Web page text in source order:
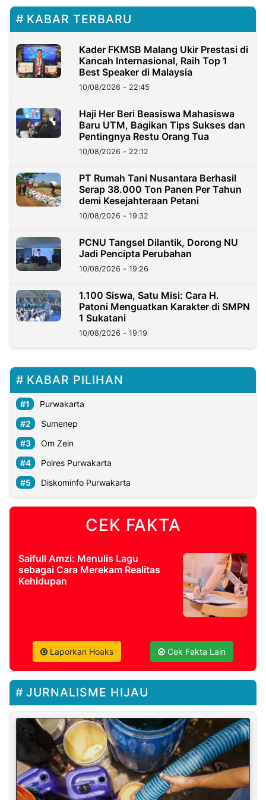
KABAR TERBARU
Kader FKMSB Malang Ukir Prestasi di
Kancah Internasional, Raih Top 1
Best Speaker di Malaysia
10/08/2026 - 22:45
Haji Her Beri Beasiswa Mahasiswa
Baru UTM, Bagikan Tips Sukses dan
Pentingnya Restu Orang Tua
10/08/2026 - 22:12
PT Rumah Tani Nusantara Berhasil
Serap 38.000 Ton Panen Per Tahun
demi Kesejahteraan Petani
10/08/2026 - 19:32
PCNU Tangsel Dilantik, Dorong NU
Jadi Pencipta Perubahan
10/08/2026 - 19:26
1.100 Siswa, Satu Misi: Cara H.
Patoni Menguatkan Karakter di SMPN
1 Sukatani
10/08/2026 - 19:19
KABAR PILIHAN
Purwakarta
Sumenep
Om Zein
Polres Purwakarta
Diskominfo Purwakarta
CEK FAKTA
Saifull Amzi: Menulis Lagu
sebagai Cara Merekam Realitas
Kehidupan
Laporkan Hoaks Cek Fakta Lain
JURNALISME HIJAU